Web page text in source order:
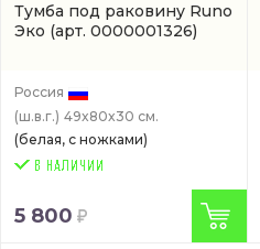
Тумба под раковину Runo
Эко (арт. 0000001326)
Россия
(ш.в.г.) 49x80x30 см.
(белая, с ножками)
5 800